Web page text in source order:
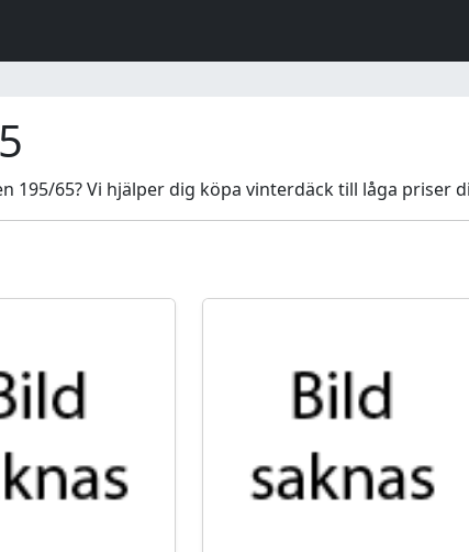
195/65? Vi hjälper dig köpa vinterdäck till låga priser